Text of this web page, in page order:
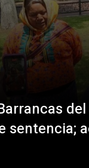
sentencia;